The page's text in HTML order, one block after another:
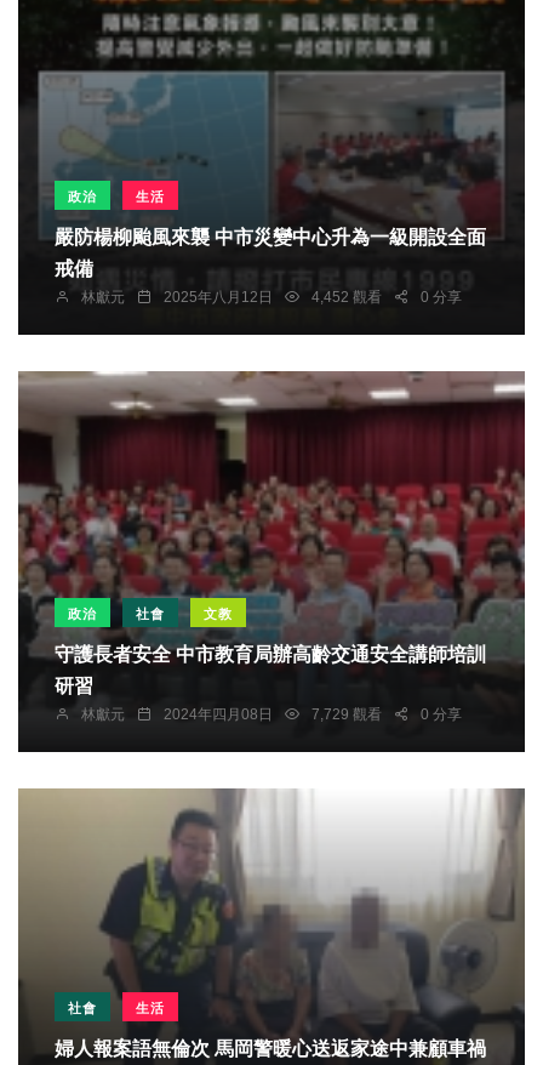
政治 生活
嚴防楊柳颱風來襲 中市災變中心升為一級開設全面
戒備
林獻元 2025年八月12日 4,452 觀看 0 分享
政治 社會 文教
守護長者安全 中市教育局辦高齡交通安全講師培訓
研習
林獻元 2024年四月08日 7,729 觀看 0 分享
社會 生活
婦人報案語無倫次 馬岡警暖心送返家途中兼顧車禍